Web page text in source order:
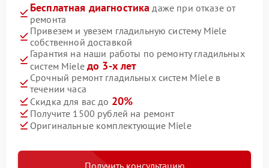
Бесплатная диагностика даже при отказе от
ремонта
Привезем и увезем гладильную систему Miele
собственной доставкой
Гарантия на наши работы по ремонту гладильных
систем Miele до 3-х лет
Срочный ремонт гладильных систем Miele в
течении часа
Скидка для вас до 20%
Получите 1500 рублей на ремонт
Оригинальные комплектующие Miele
Получить консультацию